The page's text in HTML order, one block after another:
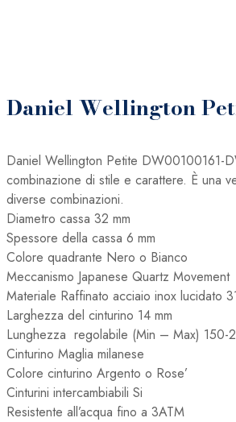
Daniel Wellington
Daniel Wellington Petite DW00100161-
combinazione di stile e carattere. È una
diverse combinazioni.
Diametro cassa 32 mm
Spessore della cassa 6 mm
Colore quadrante Nero o Bianco
Meccanismo Japanese Quartz Movement
Materiale Raffinato acciaio inox lucidato
Larghezza del cinturino 14 mm
Lunghezza regolabile (Min – Max) 150-
Cinturino Maglia milanese
Colore cinturino Argento o Rose’
Cinturini intercambiabili Si
Resistente all’acqua fino a 3ATM